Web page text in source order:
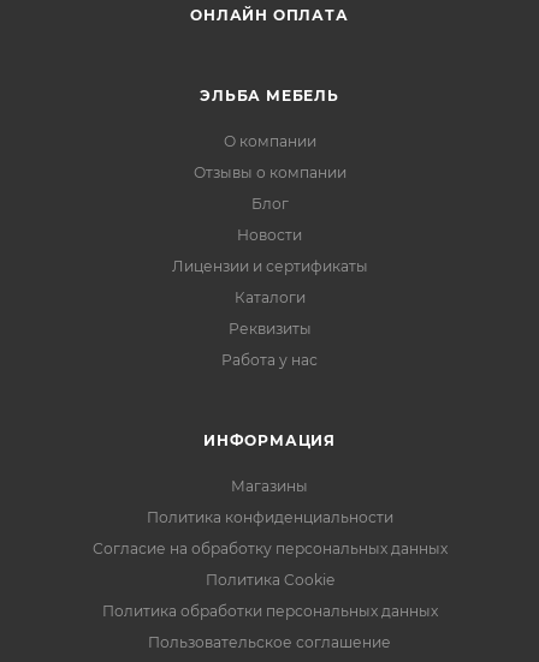
ОНЛАЙН ОПЛАТА
ЭЛЬБА МЕБЕЛЬ
О компании
Отзывы о компании
Блог
Новости
Лицензии и сертификаты
Каталоги
Реквизиты
Работа у нас
ИНФОРМАЦИЯ
Магазины
Политика конфиденциальности
Согласие на обработку персональных данных
Политика Cookie
Политика обработки персональных данных
Пользовательское соглашение